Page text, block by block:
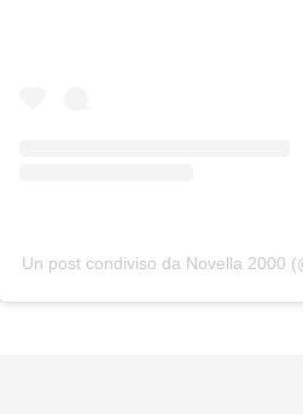
Un post condiviso da Novella 2000